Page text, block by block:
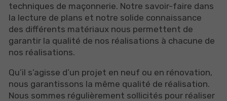
techniques de maçonnerie. Notre savoir-faire dans
la lecture de plans et notre solide connaissance
des différents matériaux nous permettent de
garantir la qualité de nos réalisations à chacune de
nos réalisations.
Qu’il s’agisse d’un projet en neuf ou en rénovation,
nous garantissons la même qualité de réalisation.
Nous sommes régulièrement sollicités pour réaliser